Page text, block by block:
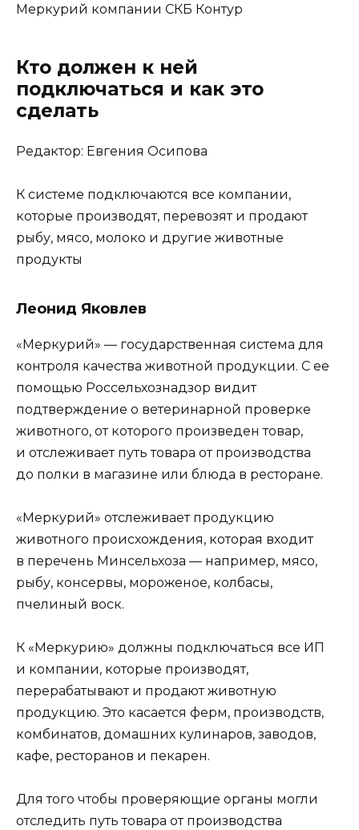
Меркурий компании СКБ Контур
Кто должен к ней
подключаться и как это
сделать
Редактор: Евгения Осипова
К системе подключаются все компании,
которые производят, перевозят и продают
рыбу, мясо, молоко и другие животные
продукты
Леонид Яковлев
«Меркурий» — государственная система для
контроля качества животной продукции. С ее
помощью Россельхознадзор видит
подтверждение о ветеринарной проверке
животного, от которого произведен товар,
и отслеживает путь товара от производства
до полки в магазине или блюда в ресторане.
«Меркурий» отслеживает продукцию
животного происхождения, которая входит
в перечень Минсельхоза — например, мясо,
рыбу, консервы, мороженое, колбасы,
пчелиный воск.
К «Меркурию» должны подключаться все ИП
и компании, которые производят,
перерабатывают и продают животную
продукцию. Это касается ферм, производств,
комбинатов, домашних кулинаров, заводов,
кафе, ресторанов и пекарен.
Для того чтобы проверяющие органы могли
отследить путь товара от производства